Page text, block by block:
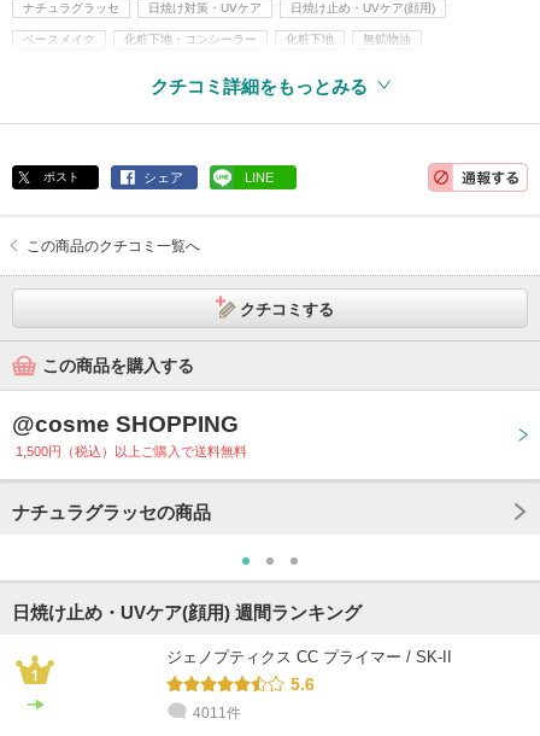
ナチュラグラッセ 日焼け対策・UVケア 日焼け止め・UVケア(顔用)
ベースメイク 化粧下地・コンシーラー 化粧下地 無鉱物油
クチコミ詳細をもっとみる
ポスト シェア LINE
この商品のクチコミ一覧へ
クチコミする
この商品を購入する
@cosme SHOPPING
1,500円（税込）以上ご購入で送料無料
ナチュラグラッセの商品
日焼け止め・UVケア(顔用) 週間ランキング
ジェノプティクス CC プライマー / SK-II
5.6
4011件